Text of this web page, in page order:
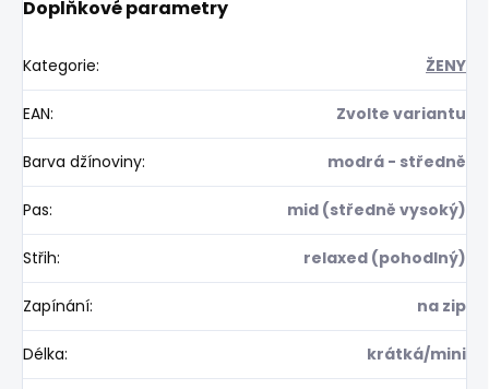
Doplňkové parametry
Kategorie: ŽENY
EAN: Zvolte variantu
Barva džínoviny: modrá - středně
Pas: mid (středně vysoký)
Střih: relaxed (pohodlný)
Zapínání: na zip
Délka: krátká/mini